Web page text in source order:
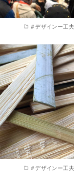
＃デザインー工夫
＃デザインー工夫